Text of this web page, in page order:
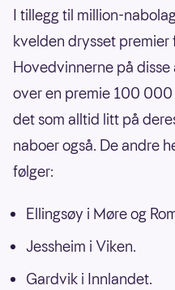
I tillegg til million-
kvelden drysset premier
Hovedvinnerne på
over en premie 100 000
det som alltid litt på
naboer også. De andre
følger:
Ellingsøy i Møre og
Jessheim i Viken.
Gardvik i Innlandet.